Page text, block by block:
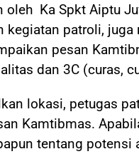
oleh Ka Spkt Aiptu
kegiatan patroli,
pesan
dan 3C (curas,
lokasi, petugas
Kamtibmas.
tentang potensi